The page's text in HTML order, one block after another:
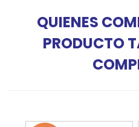
QUIENES
PRODUCTO